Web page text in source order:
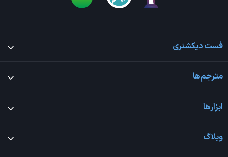
فست دیکشنری
مترجم‌ها
ابزارها
وبلاگ